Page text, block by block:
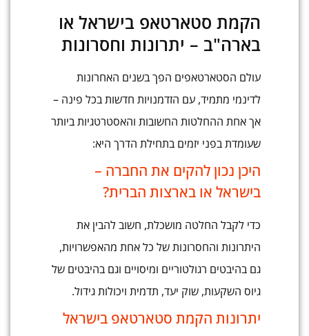
הקמת סטארטאפ בישראל או
בארה"ב – יתרונות וחסרונות
עולם הסטארטאפים הפך בשנים האחרונות
לדינמי מתמיד, עם הזדמנויות חדשות בכל פינה –
אך אחת ההחלטות החשובות והאסטרטגיות ביותר
שעומדת בפני יזמים בתחילת הדרך היא:
היכן נכון להקים את החברה –
בישראל או בארצות הברית?
כדי לקבל החלטה מושכלת, חשוב להבין את
היתרונות והחסרונות של כל אחת מהאפשרויות,
גם בהיבטים רגולטוריים ומיסויים וגם בהיבטים של
גיוס השקעות, שוק יעד, תדמית ויכולות גידול.
יתרונות הקמת סטארטאפ בישראל